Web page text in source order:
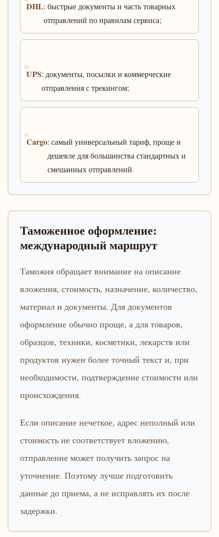
DHL: быстрые документы и часть товарных
отправлений по правилам сервиса;
UPS: документы, посылки и коммерческие
отправления с трекингом;
Cargo: самый универсальный тариф, проще и
дешевле для большинства стандартных и
смешанных отправлений.
Таможенное оформление:
международный маршрут
Таможня обращает внимание на описание
вложения, стоимость, назначение, количество,
материал и документы. Для документов
оформление обычно проще, а для товаров,
образцов, техники, косметики, лекарств или
продуктов нужен более точный текст и, при
необходимости, подтверждение стоимости или
происхождения.
Если описание нечеткое, адрес неполный или
стоимость не соответствует вложению,
отправление может получить запрос на
уточнение. Поэтому лучше подготовить
данные до приема, а не исправлять их после
задержки.